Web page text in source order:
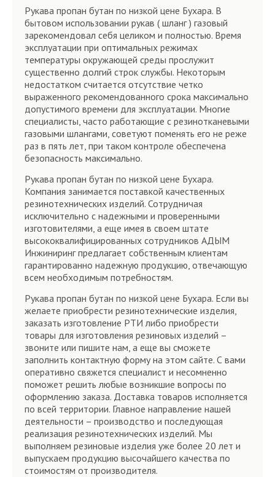
Рукава пропан бутан по низкой цене Бухара. В
бытовом использовании рукав ( шланг ) газовый
зарекомендовал себя целиком и полностью. Время
эксплуатации при оптимальных режимах
температуры окружающей среды прослужит
существенно долгий строк службы. Некоторым
недостатком считается отсутствие четко
выраженного рекомендованного срока максимально
допустимого времени для эксплуатации. Многие
специалисты, часто работающие с резинотканевыми
газовыми шлангами, советуют поменять его не реже
раз в пять лет, при таком контроле обеспечена
безопасность максимально.
Рукава пропан бутан по низкой цене Бухара.
Компания занимается поставкой качественных
резинотехнических изделий. Сотрудничая
исключительно с надежными и проверенными
изготовителями, а еще имея в своем штате
высококвалифицированных сотрудников АДЫМ
Инжиниринг предлагает собственным клиентам
гарантированно надежную продукцию, отвечающую
всем необходимым потребностям.
Рукава пропан бутан по низкой цене Бухара. Если вы
желаете приобрести резинотехнические изделия,
заказать изготовление РТИ либо приобрести
товары для изготовления резиновых изделий –
звоните или пишите нам, а еще вы сможете
заполнить контактную форму на этом сайте. С вами
оперативно свяжется специалист и несомненно
поможет решить любые возникшие вопросы по
оформлению заказа. Доставка товаров исполняется
по всей территории. Главное направление нашей
деятельности – производство и последующая
реализация резинотехнических изделий. Мы
выполняем резиновые изделия уже более 20 лет и
выпускаем продукцию высочайшего качества по
стоимостям от производителя.